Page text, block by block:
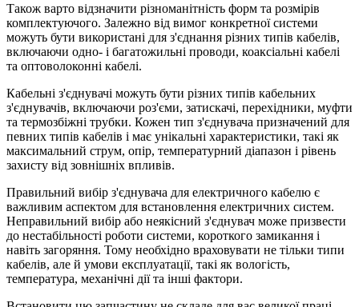
Також варто відзначити різноманітність форм та розмірів
комплектуючого. Залежно від вимог конкретної системи
можуть бути використані для з'єднання різних типів кабелів,
включаючи одно- і багатожильні проводи, коаксіальні кабелі
та оптоволоконні кабелі.
Кабельні з'єднувачі можуть бути різних типів кабельних
з'єднувачів, включаючи роз'єми, затискачі, перехідники, муфти
та термозбіжні трубки. Кожен тип з'єднувача призначений для
певних типів кабелів і має унікальні характеристики, такі як
максимальний струм, опір, температурний діапазон і рівень
захисту від зовнішніх впливів.
Правильний вибір з'єднувача для електричного кабелю є
важливим аспектом для встановлення електричних систем.
Неправильний вибір або неякісний з'єднувач може призвести
до нестабільності роботи системи, короткого замикання і
навіть загоряння. Тому необхідно враховувати не тільки типи
кабелів, але й умови експлуатації, такі як вологість,
температура, механічні дії та інші фактори.